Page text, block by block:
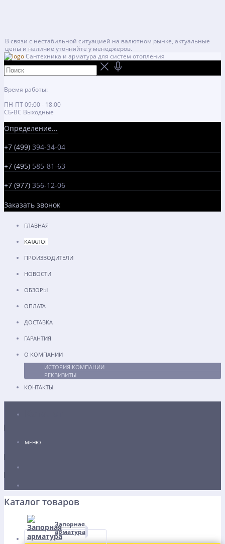
В связи с нестабильной ситуацией на валютном рынке, актуальные
цены и наличие уточняйте у менеджеров.
Сантехника и арматура для систем отопления
Время работы:
ПН-ПТ 09:00 - 18:00
СБ-ВС Выходные
Определение...
+7 (499) 394-34-04
+7 (495) 585-81-63
+7 (977) 356-12-06
Заказать звонок
ГЛАВНАЯ
КАТАЛОГ
ПРОИЗВОДИТЕЛИ
НОВОСТИ
ОБЗОРЫ
ОПЛАТА
ДОСТАВКА
ГАРАНТИЯ
О КОМПАНИИ
ИСТОРИЯ КОМПАНИИ
РЕКВИЗИТЫ
КОНТАКТЫ
МЕНЮ
Каталог товаров
Запорная
арматура